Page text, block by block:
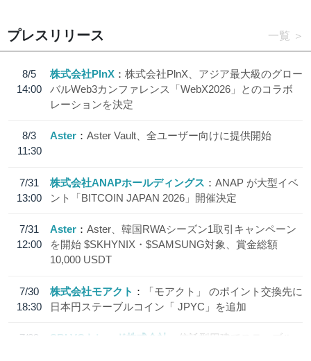
プレスリリース 一覧
8/5
14:00
株式会社PlnX
株式会社PlnX、アジア最大級のグロー
バルWeb3カンファレンス「WebX2026」とのコラボ
レーションを決定
8/3
11:30
Aster Aster Vault、全ユーザー向けに提供開始
7/31
13:00
株式会社ANAPホールディングス
ANAP が大型イベ
ント「BITCOIN JAPAN 2026」開催決定
7/31
12:00
Aster
Aster、韓国RWAシーズン1取引キャンペーン
を開始 $SKHYNIX・$SAMSUNG対象、賞金総額
10,000 USDT
7/30
18:30
株式会社モアクト
「モアクト」 のポイント交換先に
日本円ステーブルコイン「 JPYC」を追加
7/29
SBI VCトレード株式会社
信託型円建てステーブル